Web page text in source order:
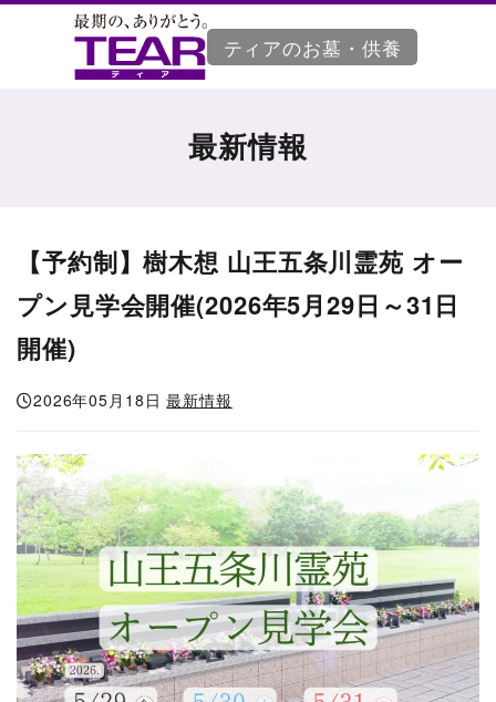
ティアのお墓・供養
最新情報
【予約制】樹木想 山王五条川霊苑 オー
プン見学会開催(2026年5月29日～31日
開催)
2026年05月18日 最新情報